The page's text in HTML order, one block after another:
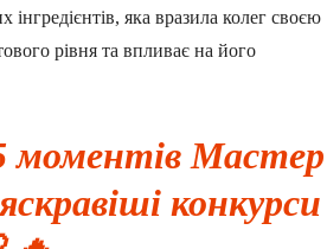
яка вразила колег своєю
рівня та впливає на його
моментів Мастер
конкурси